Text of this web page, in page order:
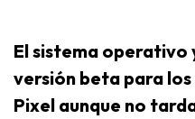
El sistema operativo
versión beta para
Pixel aunque no